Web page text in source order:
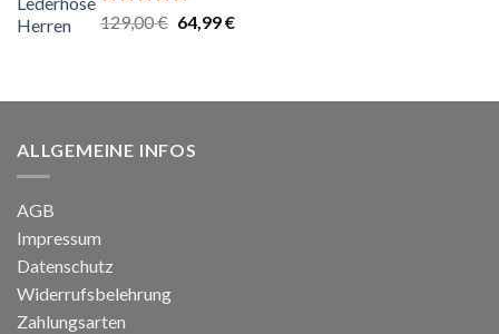
Bewertet
5.00
129,00€ Ursprünglicher
64,99€Aktueller
ALLGEMEINE INFOS
AGB
Impressum
Datenschutz
Widerrufsbelehrung
Zahlungsarten